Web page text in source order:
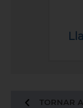
TORNAR